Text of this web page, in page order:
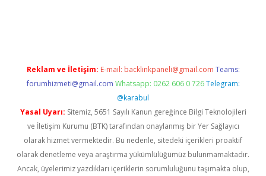
Reklam ve İletişim: E-mail: backlinkpaneli@gmail.com Teams:
forumhizmeti@gmail.com Whatsapp: 0262 606 0 726 Telegram:
@karabul
Yasal Uyarı: Sitemiz, 5651 Sayılı Kanun gereğince Bilgi Teknolojileri
ve İletişim Kurumu (BTK) tarafından onaylanmış bir Yer Sağlayıcı
olarak hizmet vermektedir. Bu nedenle, sitedeki içerikleri proaktif
olarak denetleme veya araştırma yükümlülüğümüz bulunmamaktadır.
Ancak, üyelerimiz yazdıkları içeriklerin sorumluluğunu taşımakta olup,